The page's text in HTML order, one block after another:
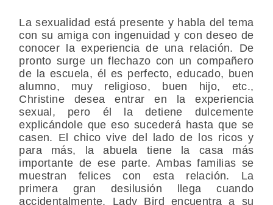
La sexualidad está presente y habla del tema
con su amiga con ingenuidad y con deseo de
conocer la experiencia de una relación. De
pronto surge un flechazo con un compañero
de la escuela, él es perfecto, educado, buen
alumno, muy religioso, buen hijo, etc.,
Christine desea entrar en la experiencia
sexual, pero él la detiene dulcemente
explicándole que eso sucederá hasta que se
casen. El chico vive del lado de los ricos y
para más, la abuela tiene la casa más
importante de ese parte. Ambas familias se
muestran felices con esta relación. La
primera gran desilusión llega cuando
accidentalmente, Lady Bird encuentra a su